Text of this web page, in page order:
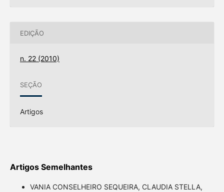
EDIÇÃO
n. 22 (2010)
SEÇÃO
Artigos
Artigos Semelhantes
VANIA CONSELHEIRO SEQUEIRA, CLAUDIA STELLA,